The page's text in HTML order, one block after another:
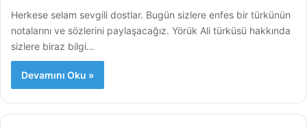
Herkese selam sevgili dostlar. Bugün sizlere enfes bir türkünün
notalarını ve sözlerini paylaşacağız. Yörük Ali türküsü hakkında
sizlere biraz bilgi…
Devamını Oku »